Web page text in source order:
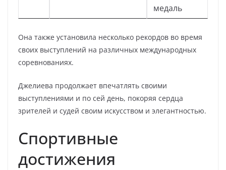
медаль
Она также установила несколько рекордов во время
своих выступлений на различных международных
соревнованиях.
Джелиева продолжает впечатлять своими
выступлениями и по сей день, покоряя сердца
зрителей и судей своим искусством и элегантностью.
Спортивные
достижения